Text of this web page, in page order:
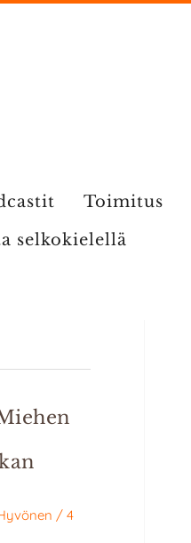
Toimitus
selkokielellä
/ 4